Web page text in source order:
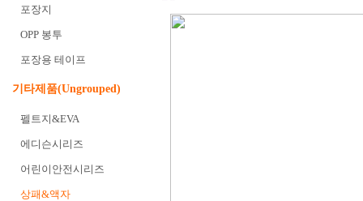
포장지
OPP 봉투
포장용 테이프
기타제품(Ungrouped)
펠트지&EVA
에디슨시리즈
어린이안전시리즈
상패&액자